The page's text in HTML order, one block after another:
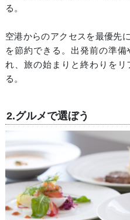
る。
空港からのアクセスを最優先
を節約できる。出発前の準
れ、旅の始まりと終わりを
る。
2.グルメで選ぼう